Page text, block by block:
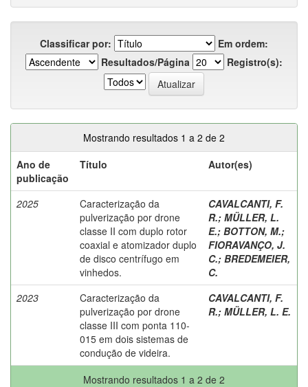
Classificar por:
Em ordem:
Resultados/Página
Registro(s):
Mostrando resultados 1 a 2 de 2
Ano de
publicação
Título Autor(es)
2025
Caracterização da
pulverização por drone
classe II com duplo rotor
coaxial e atomizador duplo
de disco centrífugo em
vinhedos.
CAVALCANTI, F.
R.; MÜLLER, L.
E.; BOTTON, M.;
FIORAVANÇO, J.
C.; BREDEMEIER,
C.
2023
Caracterização da
pulverização por drone
classe III com ponta 110-
015 em dois sistemas de
condução de videira.
CAVALCANTI, F.
R.; MÜLLER, L. E.
Mostrando resultados 1 a 2 de 2